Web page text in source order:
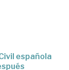
española